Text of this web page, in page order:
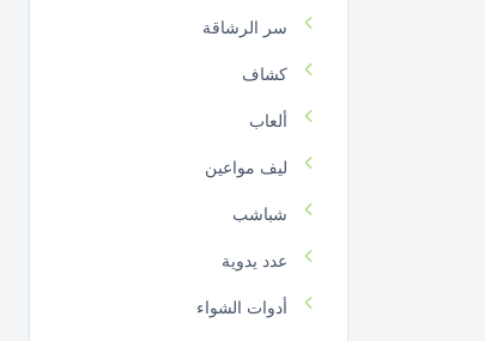
سر الرشاقة
كشاف
ألعاب
ليف مواعين
شباشب
عدد يدوية
أدوات الشواء